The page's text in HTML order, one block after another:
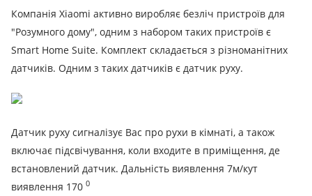
Компанія Xiaomi активно виробляє безліч пристроїв для
"Розумного дому", одним з набором таких пристроїв є
Smart Home Suite. Комплект складається з різноманітних
датчиків. Одним з таких датчиків є датчик руху.
Датчик руху сигналізує Вас про рухи в кімнаті, а також
включає підсвічування, коли входите в приміщення, де
встановлений датчик. Дальність виявлення 7м/кут
виявлення 170 0